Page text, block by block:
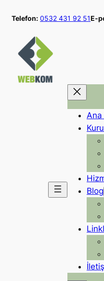
geç
Telefon: 0532 431 92 51E-
Blog